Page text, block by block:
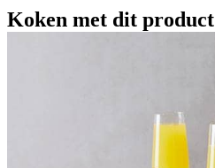
Koken met dit product